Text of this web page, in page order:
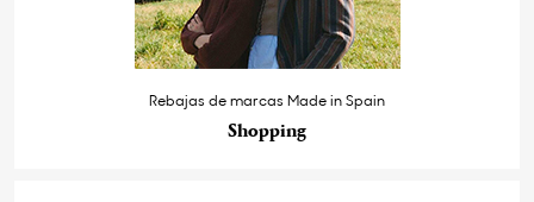
Rebajas de marcas Made in Spain
Shopping